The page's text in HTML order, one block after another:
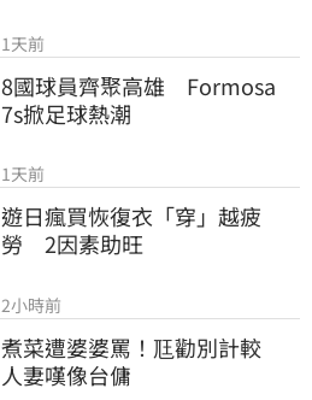
1天前
8國球員齊聚高雄　Formosa
7s掀足球熱潮
1天前
遊日瘋買恢復衣「穿」越疲
勞　2因素助旺
2小時前
煮菜遭婆婆罵！尫勸別計較
人妻嘆像台傭